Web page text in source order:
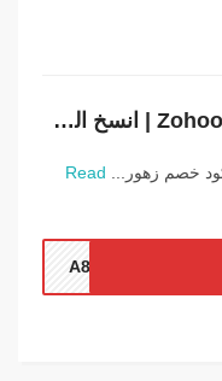
كود خصم زهور الريف Zohoor Alreef | انسخ الرمز (ZA830) لأعلى توفير
Read